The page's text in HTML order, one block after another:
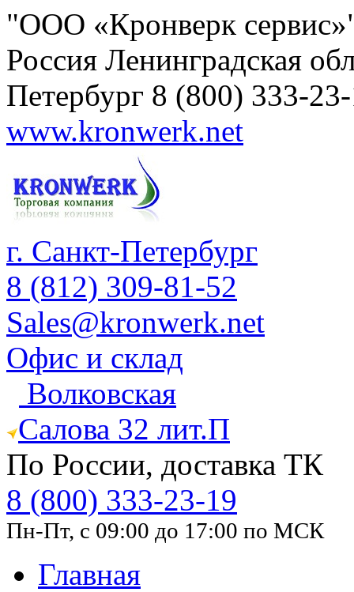
"ООО «Кронверк
Россия Ленинградская
Петербург 8 (800) 333-
www.kronwerk.net
г. Санкт-Петербург
8 (812) 309-81-52
Sales@kronwerk.net
Офис и склад
Волковская
Салова 32 лит.П
По России, доставка ТК
8 (800) 333-23-19
Пн-Пт, с 09:00 до 17:00 по МСК
Главная